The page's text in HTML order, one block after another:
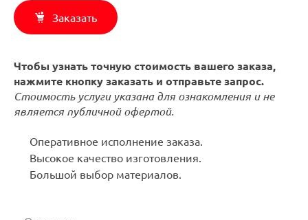
Заказать
Чтобы узнать точную стоимость вашего заказа,
нажмите кнопку заказать и отправьте запрос.
Стоимость услуги указана для ознакомления и не
является публичной офертой.
Оперативное исполнение заказа.
Высокое качество изготовления.
Большой выбор материалов.